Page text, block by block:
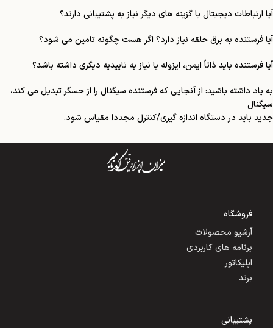
آیا ارتباطات دیجیتال یا گزینه های دیگر نیاز به پشتیبانی دارند؟
آیا فرستنده به برق حلقه نیاز دارد؟ اگر هست چگونه تامین می شود؟
آیا فرستنده باید ذاتاً ایمن، ایزوله یا نیاز به تاییدیه دیگری داشته باشد؟
به یاد داشته باشید: از آنجایی که فرستنده سیگنال را از حسگر تبدیل می کند،
سیگنال
جدید باید در دستگاه اندازه گیری/کنترل مجددا مقیاس شود.
فروشگاه
آرشیو محصولات
برنامه های کاربردی
اپلیکاتور
برند
پشتیبانی